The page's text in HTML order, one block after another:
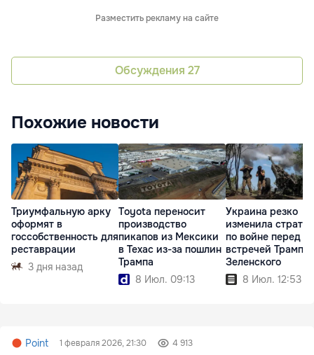
Разместить рекламу на сайте
Обсуждения 27
Похожие новости
Триумфальную арку
оформят в
госсобственность для
реставрации
3 дня назад
Toyota переносит
производство
пикапов из Мексики
в Техас из-за пошлин
Трампа
8 Июл. 09:13
Украина резко
изменила
по войне перед
встречей Трампа
Зеленского
8 Июл. 12:53
Point 1 февраля 2026, 21:30 4 913